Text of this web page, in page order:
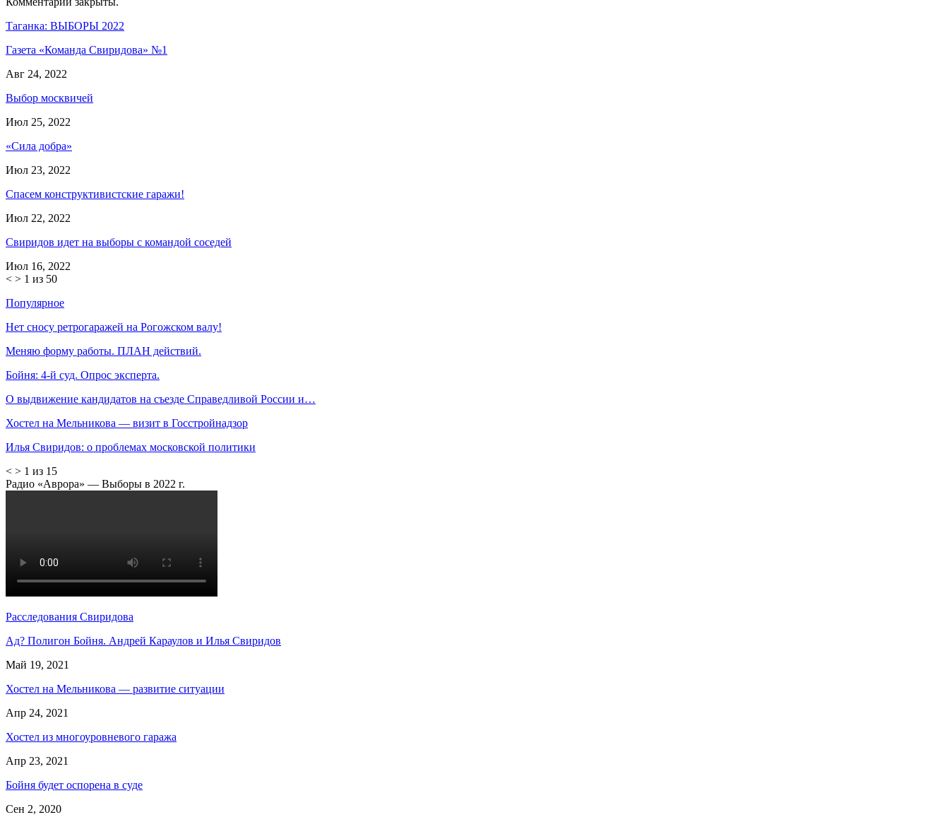
Таганка: ВЫБОРЫ 2022
Газета «Команда Свиридова» №1
Авг 24, 2022
Выбор москвичей
Июл 25, 2022
«Сила добра»
Июл 23, 2022
Спасем конструктивистские гаражи!
Июл 22, 2022
Свиридов идет на выборы с командой соседей
Июл 16, 2022
< > 1 из 50
Популярное
Нет сносу ретрогаражей на Рогожском валу!
Меняю форму работы. ПЛАН действий.
Бойня: 4-й суд. Опрос эксперта.
О выдвижение кандидатов на съезде Справедливой России и…
Хостел на Мельникова — визит в Госстройнадзор
Илья Свиридов: о проблемах московской политики
< > 1 из 15
Радио «Аврора» — Выборы в 2022 г.
Расследования Свиридова
Ад? Полигон Бойня. Андрей Караулов и Илья Свиридов
Май 19, 2021
Хостел на Мельникова — развитие ситуации
Апр 24, 2021
Хостел из многоуровневого гаража
Апр 23, 2021
Бойня будет оспорена в суде
Сен 2, 2020